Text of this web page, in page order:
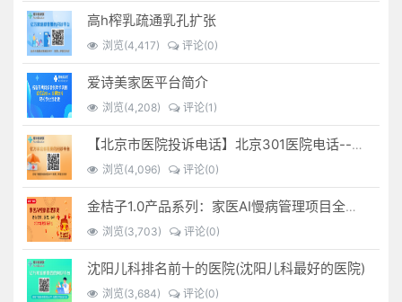
高h榨乳疏通乳孔扩张
浏览(4,417) 评论(0)
爱诗美家医平台简介
浏览(4,208) 评论(1)
【北京市医院投诉电话】北京301医院电话--(北京301医院投诉电话多少)
浏览(4,096) 评论(0)
金桔子1.0产品系列：家医AI慢病管理项目全国招募区域合伙人，低投入，高回报，长收益
浏览(3,703) 评论(0)
沈阳儿科排名前十的医院(沈阳儿科最好的医院)
浏览(3,684) 评论(0)